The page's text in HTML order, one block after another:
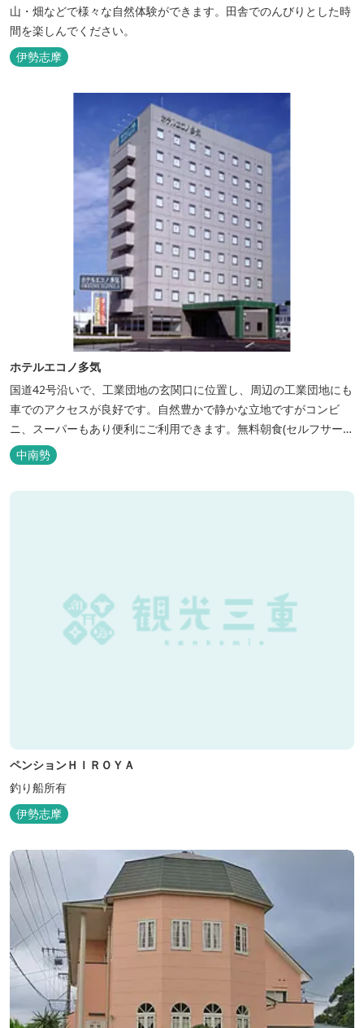
山・畑などで様々な自然体験ができます。田舎でのんびりとした時
間を楽しんでください。
伊勢志摩
ホテルエコノ多気
国道42号沿いで、工業団地の玄関口に位置し、周辺の工業団地にも
車でのアクセスが良好です。自然豊かで静かな立地ですがコンビ
ニ、スーパーもあり便利にご利用できます。無料朝食(セルフサービ
ス)、大型無料駐車場も完備。
中南勢
ペンションＨＩＲＯＹＡ
釣り船所有
伊勢志摩